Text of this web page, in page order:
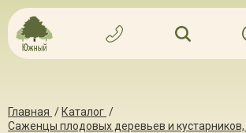
Главная / Каталог /
Саженцы плодовых деревьев и кустарников,